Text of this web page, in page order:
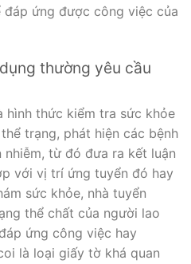
ứng được công việc của
thường yêu cầu
hình thức kiểm tra sức khỏe
trạng, phát hiện các bệnh
nhiễm, từ đó đưa ra kết luận
với vị trí ứng tuyển đó hay
sức khỏe, nhà tuyển
thể chất của người lao
ứng công việc hay
là loại giấy tờ khá quan